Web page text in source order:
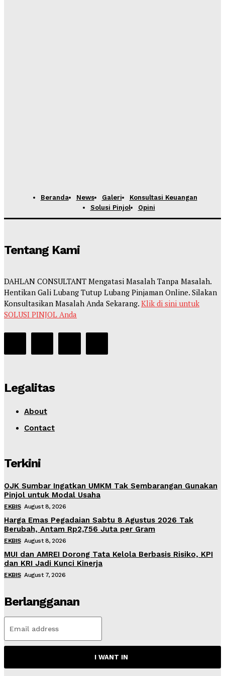
Beranda News Galeri
Konsultasi Keuangan
Solusi Pinjol
Opini
Tentang Kami
DAHLAN CONSULTANT Mengatasi Masalah Tanpa Masalah.
Hentikan Gali Lubang Tutup Lubang Pinjaman Online. Silakan
Konsultasikan Masalah Anda Sekarang. Klik di sini untuk
SOLUSI PINJOL Anda
Legalitas
About
Contact
Terkini
OJK Sumbar Ingatkan UMKM Tak Sembarangan Gunakan
Pinjol untuk Modal Usaha
EKBIS August 8, 2026
Harga Emas Pegadaian Sabtu 8 Agustus 2026 Tak
Berubah, Antam Rp2,756 Juta per Gram
EKBIS August 8, 2026
MUI dan AMREI Dorong Tata Kelola Berbasis Risiko, KPI
dan KRI Jadi Kunci Kinerja
EKBIS August 7, 2026
Berlangganan
I WANT IN